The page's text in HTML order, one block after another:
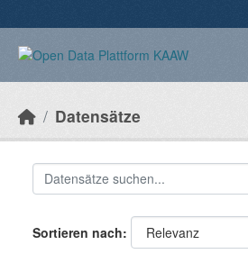
Datensätze
Sortieren nach